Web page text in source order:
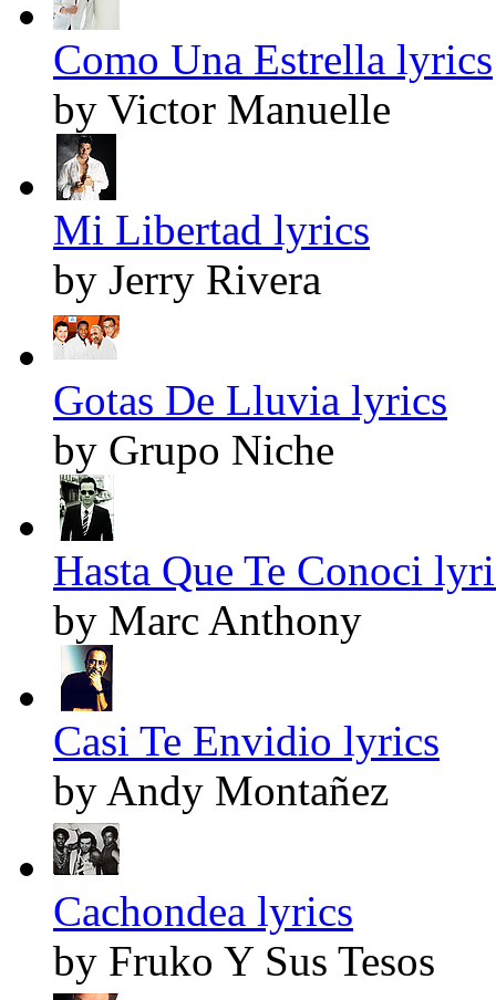
Como Una Estrella lyrics
by Victor Manuelle
Mi Libertad lyrics
by Jerry Rivera
Gotas De Lluvia lyrics
by Grupo Niche
Hasta Que Te Conoci
by Marc Anthony
Casi Te Envidio lyrics
by Andy Montañez
Cachondea lyrics
by Fruko Y Sus Tesos